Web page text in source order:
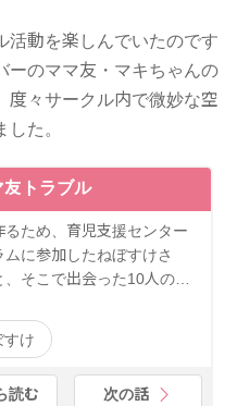
活動を楽しんでいたのです
ーのママ友・マキちゃんの
度々サークル内で微妙な空
た。
トラブル
るため、育児支援センター
ムに参加したねぼすけさ
、そこで出会った10人の…
すけ
読む 次の話